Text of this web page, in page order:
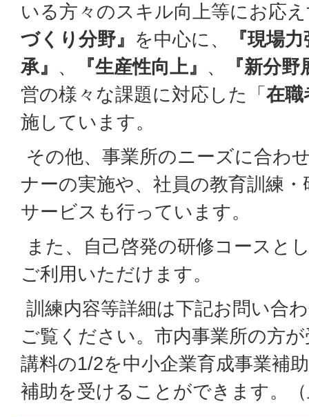
いる方々のスキル向上等にお応
づくり分野』 を中心に、
『現場
承』 、 『生産性向上』 、
『新分
営の様々な課題に対応した「 在職
施しています。
その他、事業所のニーズに合わ
ナーの実施や、社員の教育訓練
サービスも行っています。
また、自己啓発の研修コースと
ご利用いただけます。
訓練内容等詳細は下記お問い合
ご覧ください。市内事業所の方
講料の1/2を中小企業育成事業補
補助を受けることができます。